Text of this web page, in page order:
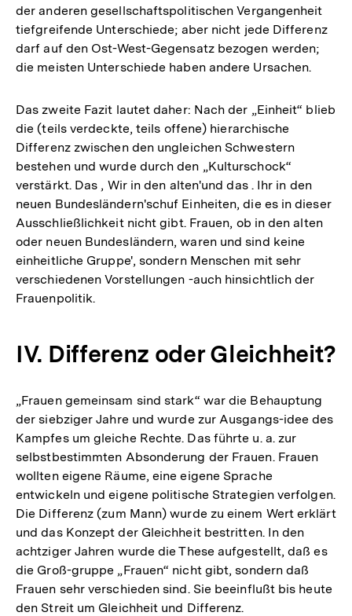
der anderen gesellschaftspolitischen Vergangenheit
tiefgreifende Unterschiede; aber nicht jede Differenz
darf auf den Ost-West-Gegensatz bezogen werden;
die meisten Unterschiede haben andere Ursachen.
Das zweite Fazit lautet daher: Nach der „Einheit“ blieb
die (teils verdeckte, teils offene) hierarchische
Differenz zwischen den ungleichen Schwestern
bestehen und wurde durch den „Kulturschock“
verstärkt. Das , Wir in den alten'und das . Ihr in den
neuen Bundesländern'schuf Einheiten, die es in dieser
Ausschließlichkeit nicht gibt. Frauen, ob in den alten
oder neuen Bundesländern, waren und sind keine
einheitliche Gruppe', sondern Menschen mit sehr
verschiedenen Vorstellungen -auch hinsichtlich der
Frauenpolitik.
IV. Differenz oder Gleichheit?
„Frauen gemeinsam sind stark“ war die Behauptung
der siebziger Jahre und wurde zur Ausgangs-idee des
Kampfes um gleiche Rechte. Das führte u. a. zur
selbstbestimmten Absonderung der Frauen. Frauen
wollten eigene Räume, eine eigene Sprache
entwickeln und eigene politische Strategien verfolgen.
Die Differenz (zum Mann) wurde zu einem Wert erklärt
und das Konzept der Gleichheit bestritten. In den
achtziger Jahren wurde die These aufgestellt, daß es
die Groß-gruppe „Frauen“ nicht gibt, sondern daß
Frauen sehr verschieden sind. Sie beeinflußt bis heute
den Streit um Gleichheit und Differenz.